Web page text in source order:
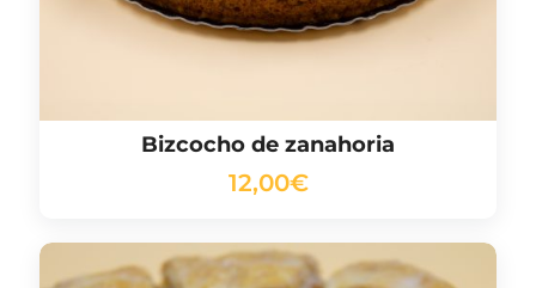
Bizcocho de zanahoria
12,00€